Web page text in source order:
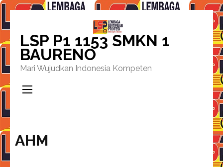
ke
konten
(Tekan
Enter)
LSP P1 1153 SMKN 1
BAURENO
Mari Wujudkan Indonesia Kompeten
AHM